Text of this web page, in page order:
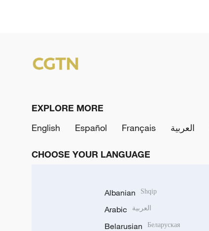
EXPLORE MORE
English
Español Français العربية
CHOOSE YOUR LANGUAGE
Albanian Shqip
Arabic العربية
Belarusian Беларуская